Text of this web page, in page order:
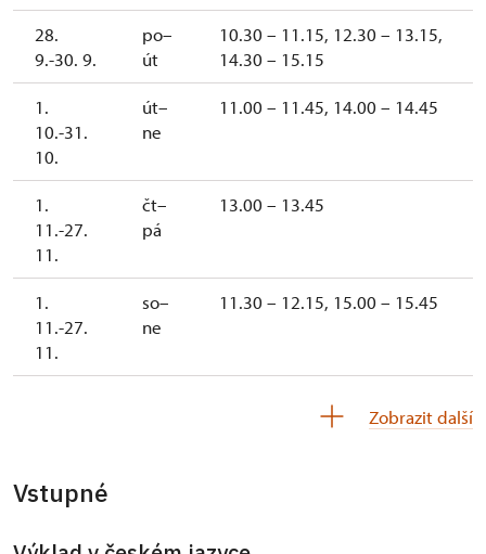
28.
9.-30. 9.
po–
út
10.30 – 11.15, 12.30 – 13.15,
14.30 – 15.15
1.
10.-31.
10.
út–
ne
11.00 – 11.45, 14.00 – 14.45
1.
11.-27.
11.
čt–
pá
13.00 – 13.45
1.
11.-27.
11.
so–
ne
11.30 – 12.15, 15.00 – 15.45
10.00 – 10.45, 13.00 – 13.45,
28.
12.
Zobrazit další
Vstupné